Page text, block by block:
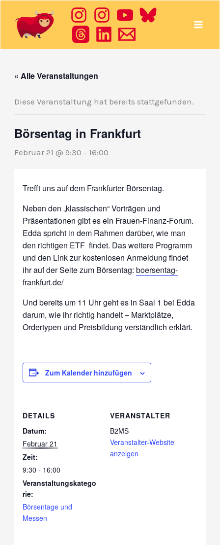
Inhalt
springen
« Alle Veranstaltungen
Diese Veranstaltung hat bereits stattgefunden.
Börsentag in Frankfurt
Februar 21 @ 9:30 - 16:00
Trefft uns auf dem Frankfurter Börsentag.
Neben den „klassischen“ Vorträgen und
Präsentationen gibt es ein Frauen-Finanz-Forum.
Eddaspricht in dem Rahmen darüber, wie man
den richtigen ETF findet. Das weitere Programm
und den Link zur kostenlosen Anmeldung findet
ihr auf der Seite zum Börsentag:boersentag-
frankfurt.de/
Und bereits um 11 Uhr geht es in Saal 1 bei Edda
darum, wie ihr richtig handelt – Marktplätze,
Ordertypen und Preisbildung verständlich erklärt.
Zum Kalender hinzufügen
DETAILS
Datum:
Februar 21
Zeit:
9:30 - 16:00
Veranstaltungskatego
rie:
Börsentage und
Messen
VERANSTALTER
B2MS
Veranstalter-Website
anzeigen